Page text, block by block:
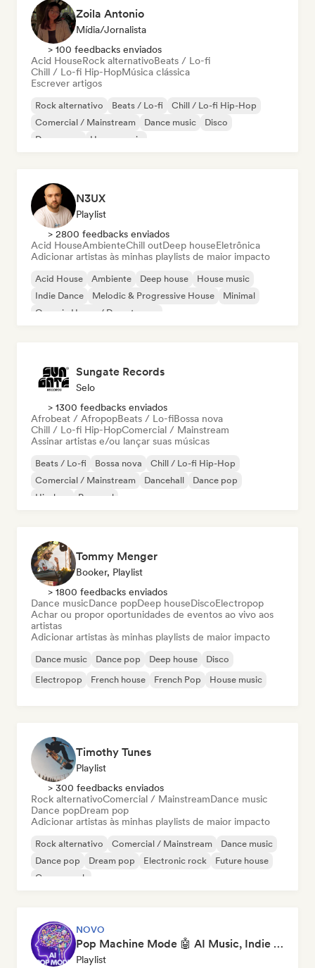
Zoila Antonio
Mídia/Jornalista
> 100 feedbacks enviados
Acid HouseRock alternativoBeats / Lo-fi
Chill / Lo-fi Hip-HopMúsica clássica
Escrever artigos
Rock alternativo Beats / Lo-fi
Chill / Lo-fi Hip-Hop
Comercial / Mainstream
Dance music
Disco
Dream pop
House music
N3UX
Playlist
> 2800 feedbacks enviados
Acid HouseAmbienteChill outDeep houseEletrônica
Adicionar artistas às minhas playlists de maior impacto
Acid House Ambiente Deep house
House music
Indie Dance
Melodic & Progressive House
Minimal
Organic House / Downtempo
Sungate Records
Selo
> 1300 feedbacks enviados
Afrobeat / AfropopBeats / Lo-fiBossa nova
Chill / Lo-fi Hip-HopComercial / Mainstream
Assinar artistas e/ou lançar suas músicas
Beats / Lo-fi Bossa nova
Chill / Lo-fi Hip-Hop
Comercial / Mainstream
Dancehall
Dance pop
Hip-hop
Pop soul
Tommy Menger
Booker, Playlist
> 1800 feedbacks enviados
Dance musicDance popDeep houseDiscoElectropop
Achar ou propor oportunidades de eventos ao vivo aos
artistas
Adicionar artistas às minhas playlists de maior impacto
Dance music Dance pop Deep house
Disco
Electropop
French house French Pop House music
Timothy Tunes
Playlist
> 300 feedbacks enviados
Rock alternativoComercial / MainstreamDance music
Dance popDream pop
Adicionar artistas às minhas playlists de maior impacto
Rock alternativo Comercial / Mainstream
Dance music
Dance pop
Dream pop Electronic rock
Future house
Garage rock
NOVO
Pop Machine Mode 🤖 AI Music, Indie Pop & Dream Pop
Playlist